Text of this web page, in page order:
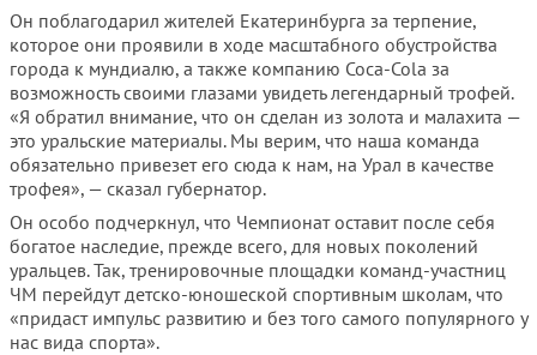
Он поблагодарил жителей Екатеринбурга за терпение,
которое они проявили в ходе масштабного обустройства
города к мундиалю, а также компанию Coca-Cola за
возможность своими глазами увидеть легендарный трофей.
«Я обратил внимание, что он сделан из золота и малахита —
это уральские материалы. Мы верим, что наша команда
обязательно привезет его сюда к нам, на Урал в качестве
трофея», — сказал губернатор.
Он особо подчеркнул, что Чемпионат оставит после себя
богатое наследие, прежде всего, для новых поколений
уральцев. Так, тренировочные площадки команд-участниц
ЧМ перейдут детско-юношеской спортивным школам, что
«придаст импульс развитию и без того самого популярного у
нас вида спорта».